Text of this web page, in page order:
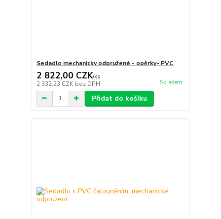
Sedadlo mechanicky odpružené - opěrky- PVC
2 822,00 CZK/ks
2 332,23 CZK bez DPH Skladem
Přidat do košíku